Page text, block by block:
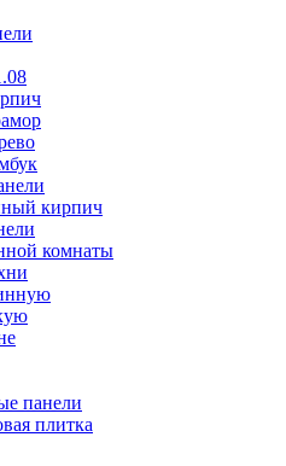
кирпич
комнаты
панели
плитка